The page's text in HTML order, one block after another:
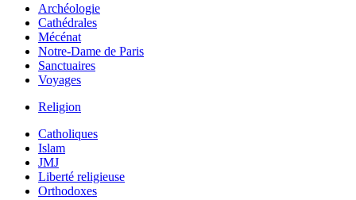
Archéologie
Cathédrales
Mécénat
Notre-Dame de Paris
Sanctuaires
Voyages
Religion
Catholiques
Islam
JMJ
Liberté religieuse
Orthodoxes